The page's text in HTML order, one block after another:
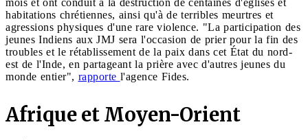
habitations chrétiennes, ainsi qu'à de terribles meurtres et
agressions physiques d'une rare violence. "La participation des
jeunes Indiens aux JMJ sera l'occasion de prier pour la fin des
troubles et le rétablissement de la paix dans cet État du nord-
est de l'Inde, en partageant la prière avec d'autres jeunes du
monde entier", rapporte l'agence Fides.
Afrique et Moyen-Orient